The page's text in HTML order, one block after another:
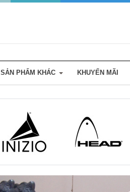
SẢN PHẨM KHÁC KHUYẾN MÃI